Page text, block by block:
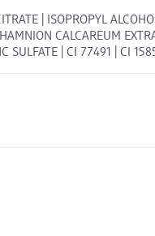
| ISOPROPYL
CALCAREUM
SULFATE | CI 77491 | CI